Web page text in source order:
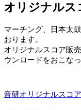
オリジナルス
マーチング、日本太
おります。
オリジナルスコア販
ウンロードをおこな
音研オリジナルスコ